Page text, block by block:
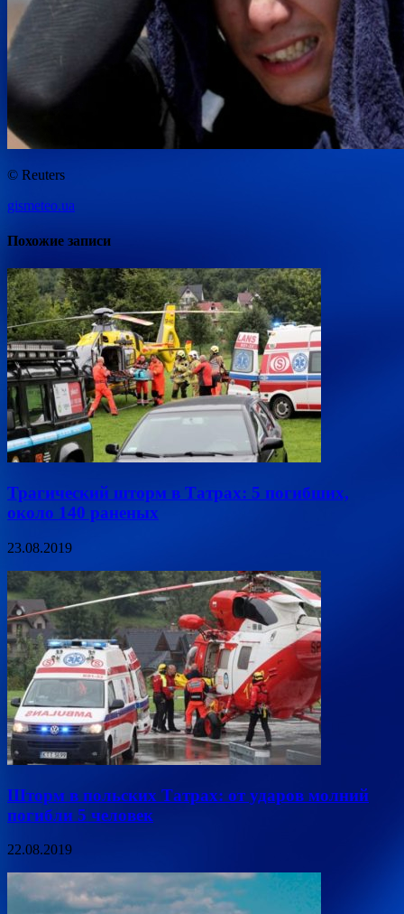
© Reuters
gismeteo.ua
Похожие записи
Трагический шторм в Татрах: 5 погибших,
около 140 раненых
23.08.2019
Шторм в польских Татрах: от ударов молний
погибли 5 человек
22.08.2019